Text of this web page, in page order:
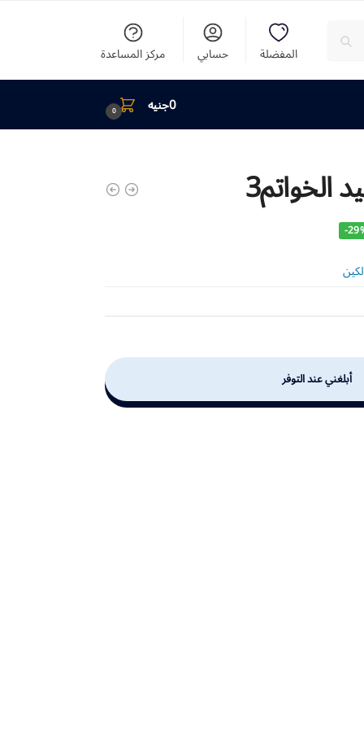
المفضلة حسابي مركز المساعدة
0جنيه 0
-
أبلغني عند التوفر